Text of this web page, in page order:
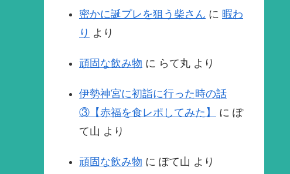
密かに誕プレを狙う柴さん に 暇わ
り より
頑固な飲み物 に らて丸 より
伊勢神宮に初詣に行った時の話
③【赤福を食レポしてみた】
に ぽ
て山 より
頑固な飲み物 に ぽて山 より